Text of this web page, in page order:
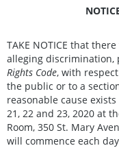
TAKE NOTICE that
alleging discrimination,
Rights Code, with
the public or to a
reasonable cause
21, 22 and 23, 2020 at
Room, 350 St. Mary
will commence each